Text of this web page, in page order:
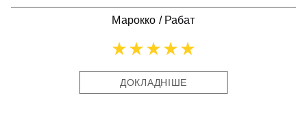
Марокко / Рабат
ДОКЛАДНІШЕ